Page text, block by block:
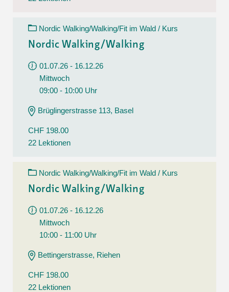
Nordic Walking/Walking/Fit im Wald / Kurs
Nordic Walking/Walking
01.07.26 - 16.12.26
Mittwoch
09:00 - 10:00 Uhr
Brüglingerstrasse 113, Basel
CHF 198.00
22 Lektionen
Nordic Walking/Walking/Fit im Wald / Kurs
Nordic Walking/Walking
01.07.26 - 16.12.26
Mittwoch
10:00 - 11:00 Uhr
Bettingerstrasse, Riehen
CHF 198.00
22 Lektionen